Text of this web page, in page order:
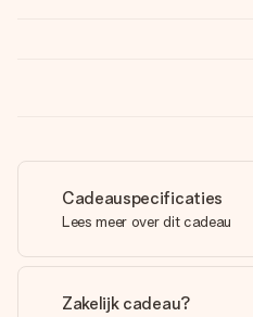
Cadeauspecificaties
Lees meer over dit cadeau
Zakelijk cadeau?